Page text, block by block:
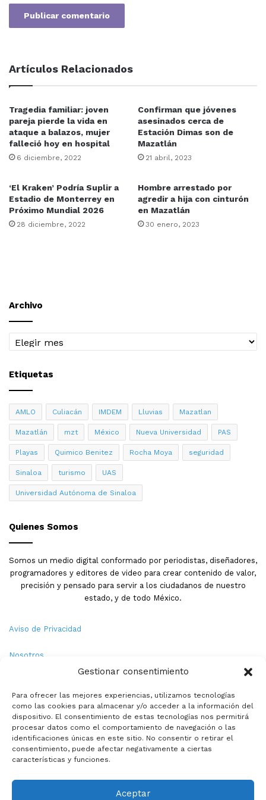
Gestionar consentimiento
Para ofrecer las mejores experiencias, utilizamos tecnologías
como las cookies para almacenar y/o acceder a la información del
dispositivo. El consentimiento de estas tecnologías nos permitirá
procesar datos como el comportamiento de navegación o las
identificaciones únicas en este sitio. No consentir o retirar el
consentimiento, puede afectar negativamente a ciertas
características y funciones.
Aceptar
Apuntó que no quieren manchar la imagen de este
destino turístico por la avaricia de un líder transportista
de los taxis rojos que está buscando afectar a los
demás compañeros transportistas, quien siempre han
surgió contra ATAMSA en su momento y luego los
bloqueos al transporte de turistas de cruceros.
Artículos Relacionados
Tragedia familiar: joven
pareja pierde la vida en
ataque a balazos, mujer
falleció hoy en hospital
6 diciembre, 2022
Confirman que jóvenes
asesinados cerca de
Estación Dimas son de
Mazatlán
21 abril, 2023
‘El Kraken’ Podría Suplir a
Estadio de Monterrey en
Próximo Mundial 2026
28 diciembre, 2022
Hombre arrestado por
agredir a hija con cinturón
en Mazatlán
30 enero, 2023
Archivo
Archivo
Etiquetas
AMLO Culiacán IMDEM Lluvias Mazatlan
Mazatlán mzt México Nueva Universidad PAS
Playas Quimico Benitez Rocha Moya seguridad
Sinaloa turismo UAS
Universidad Autónoma de Sinaloa
Quienes Somos
Somos un medio digital conformado por periodistas, diseñadores,
programadores y editores de video para crear contenido de valor,
precisión y pensado para servir a los ciudadanos de nuestro
estado, y de todo México.
Aviso de Privacidad
Nosotros
Política de Cookies
Contacto